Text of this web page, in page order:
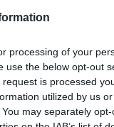
processing of your
use the below opt-out
is processed
utilized by us
may separately